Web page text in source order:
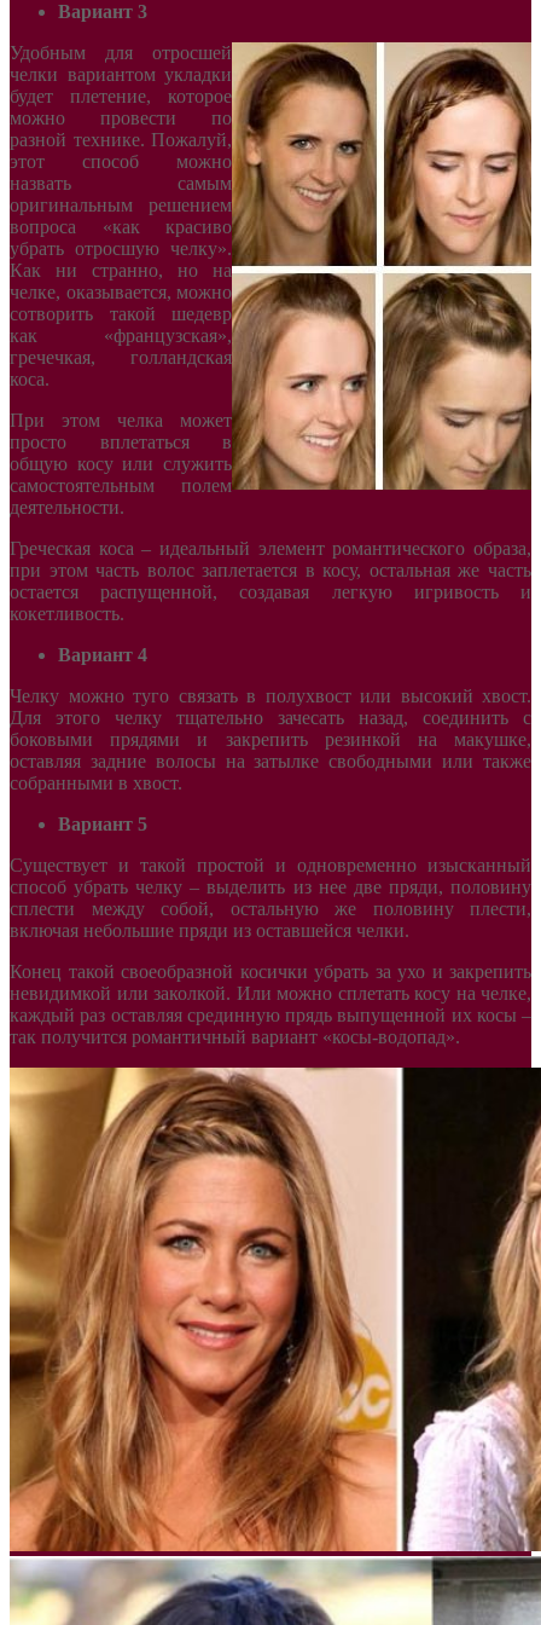
Вариант 3
Удобным для отросшей
челки вариантом укладки
будет плетение, которое
можно провести по
разной технике. Пожалуй,
этот способ можно
назвать самым
оригинальным решением
вопроса «как красиво
убрать отросшую челку».
Как ни странно, но на
челке, оказывается, можно
сотворить такой шедевр
как «французская»,
гречечкая, голландская
коса.
При этом челка может
просто вплетаться в
общую косу или служить
самостоятельным полем
деятельности.
Греческая коса – идеальный элемент романтического образа,
при этом часть волос заплетается в косу, остальная же часть
остается распущенной, создавая легкую игривость и
кокетливость.
Вариант 4
Челку можно туго связать в полухвост или высокий хвост.
Для этого челку тщательно зачесать назад, соединить с
боковыми прядями и закрепить резинкой на макушке,
оставляя задние волосы на затылке свободными или также
собранными в хвост.
Вариант 5
Существует и такой простой и одновременно изысканный
способ убрать челку – выделить из нее две пряди, половину
сплести между собой, остальную же половину плести,
включая небольшие пряди из оставшейся челки.
Конец такой своеобразной косички убрать за ухо и закрепить
невидимкой или заколкой. Или можно сплетать косу на челке,
каждый раз оставляя срединную прядь выпущенной их косы –
так получится романтичный вариант «косы-водопад».